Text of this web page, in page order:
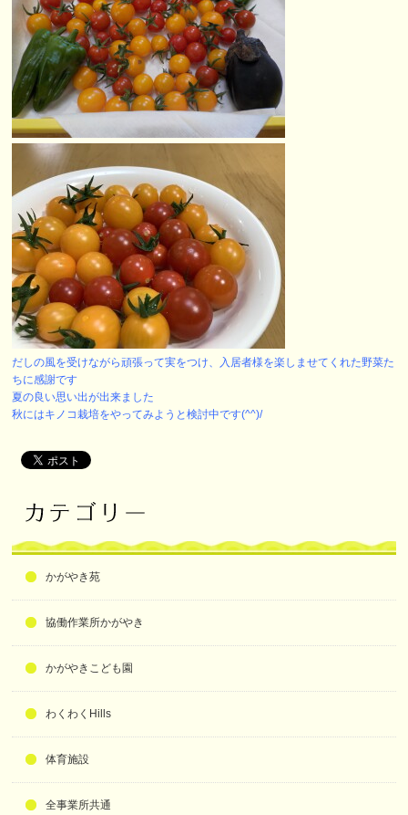
だしの風を受けながら頑張って実をつけ、入居者様を楽しませてくれた野菜た
ちに感謝です
夏の良い思い出が出来ました
秋にはキノコ栽培をやってみようと検討中です(^^)/
かがやき苑
協働作業所かがやき
かがやきこども園
わくわくHills
体育施設
全事業所共通